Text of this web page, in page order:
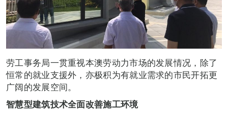
劳工事务局一贯重视本澳劳动力市场的发展情况，除了
恒常的就业支援外，亦极积为有就业需求的市民开拓更
广阔的发展空间。
智慧型建筑技术全面改善施工环境